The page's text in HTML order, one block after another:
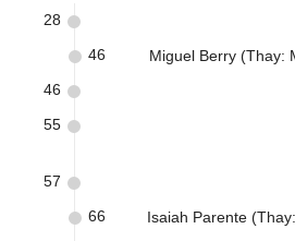
28
Miguel Berry (Thay:
46
46
55
57
Isaiah Parente
66